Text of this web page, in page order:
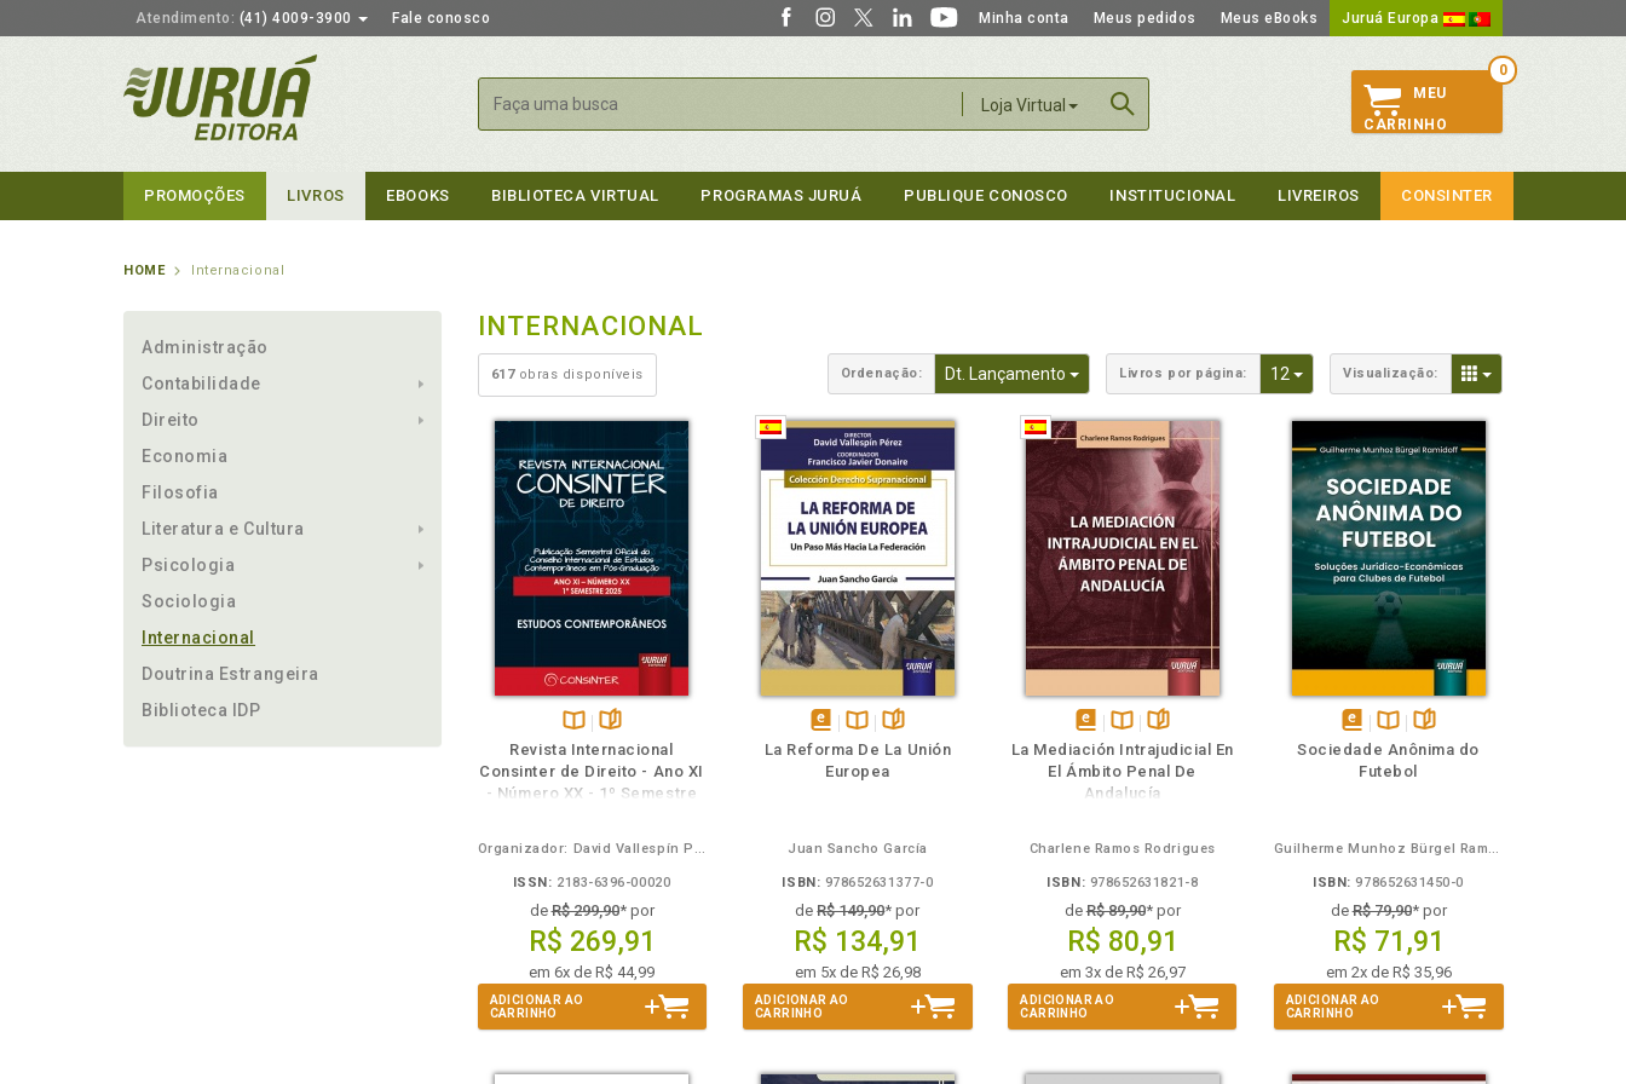
Atendimento: (41) 4009-3900 Fale conosco Minha conta Meus pedidos Meus eBooks Juruá Europa
Loja Virtual
Buscar
0
MEU
CARRINHO
PROMOÇÕES LIVROS EBOOKS BIBLIOTECA VIRTUAL PROGRAMAS JURUÁ PUBLIQUE CONOSCO INSTITUCIONAL LIVREIROS CONSINTER
HOME Internacional
Administração
Contabilidade
Direito
Economia
Filosofia
Literatura e Cultura
Psicologia
Sociologia
Internacional
Doutrina Estrangeira
Biblioteca IDP
INTERNACIONAL
617obras disponíveis Ordenação: Dt. Lançamento Toggle Dropdown
Livros por página: 12 Toggle Dropdown
Visualização: Toggle Dropdown
Disponível
na
B.V.
páginas
Revista Internacional
Consinter de Direito - Ano XI
- Número XX - 1º Semestre
Organizador: David Vallespín Pérez
ISSN: 2183-6396-00020
deR$ 299,90* por
R$ 269,91
em 6x de R$ 44,99
ADICIONAR AO
CARRINHO
Também
disponível
em
Também
Disponível
na
páginas
La Reforma De La Unión
Europea
Juan Sancho García
ISBN: 978652631377-0
deR$ 149,90* por
R$ 134,91
em 5x de R$ 26,98
ADICIONAR AO
CARRINHO
disponível
em
eBook
Disponível
na
B.V.
Folheie
páginas
La Mediación Intrajudicial En
El Ámbito Penal De
Andalucía
Charlene Ramos Rodrigues
ISBN: 978652631821-8
deR$ 89,90* por
R$ 80,91
em 3x de R$ 26,97
ADICIONAR AO
CARRINHO
disponível
em
Também
Disponível
na
Folheie
páginas
Sociedade Anônima do
Futebol
Guilherme Munhoz Bürgel Ramidoff
ISBN: 978652631450-0
deR$ 79,90* por
R$ 71,91
em 2x de R$ 35,96
ADICIONAR AO
CARRINHO